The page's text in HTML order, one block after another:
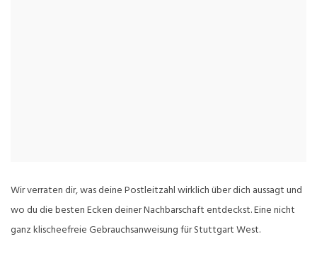
Wir verraten dir, was deine Postleitzahl wirklich über dich aussagt und
wo du die besten Ecken deiner Nachbarschaft entdeckst. Eine nicht
ganz klischeefreie Gebrauchsanweisung für Stuttgart West.